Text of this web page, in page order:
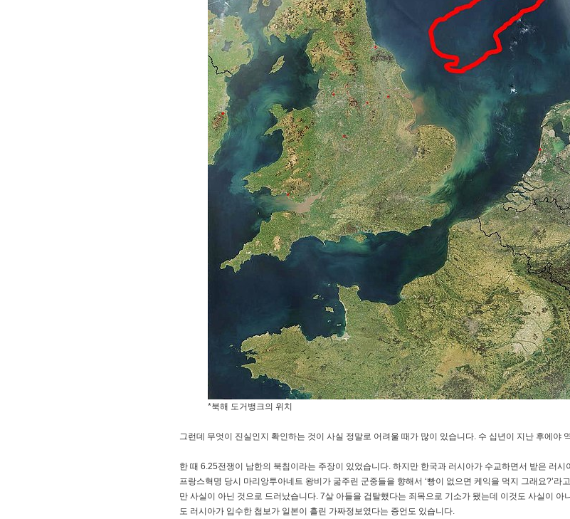
*북해 도거뱅크의 위치
그런데 무엇이 진실인지 확인하는 것이 사실 정말로 어려울 때가 많이 있습니다. 수 십년이 지난 후에야
한 때 6.25전쟁이 남한의 북침이라는 주장이 있었습니다. 하지만 한국과 러시아가 수교하면서 받은 러
프랑스혁명 당시 마리앙투아네트 왕비가 굶주린 군중들을 향해서 ‘빵이 없으면 케익을 먹지 그래요?’라
만 사실이 아닌 것으로 드러났습니다. 7살 아들을 겁탈했다는 죄목으로 기소가 됐는데 이것도 사실이
도 러시아가 입수한 첩보가 일본이 흘린 가짜정보였다는 증언도 있습니다.